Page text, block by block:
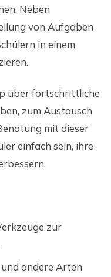
Neben
von Aufgaben
in einem
über fortschrittliche
zum Austausch
mit dieser
einfach sein, ihre
zur
andere Arten